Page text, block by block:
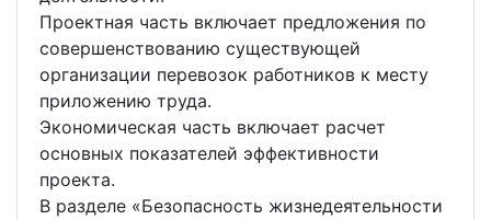
Проектная часть включает предложения по
совершенствованию существующей
организации перевозок работников к месту
приложению труда.
Экономическая часть включает расчет
основных показателей эффективности
проекта.
В разделе «Безопасность жизнедеятельности